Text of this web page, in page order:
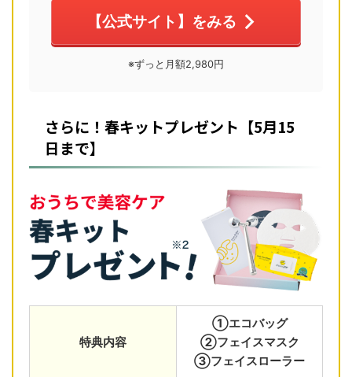
【公式サイト】をみる
※ずっと月額2,980円
さらに！春キットプレゼント【5月15
日まで】
特典内容
①エコバッグ
②フェイスマスク
③フェイスローラー